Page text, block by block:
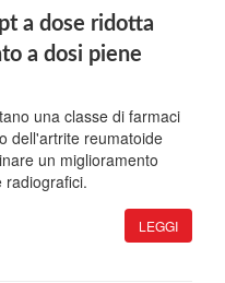
a dose ridotta
a dosi piene
una classe di farmaci
dell'artrite reumatoide
un miglioramento
radiografici.
LEGGI